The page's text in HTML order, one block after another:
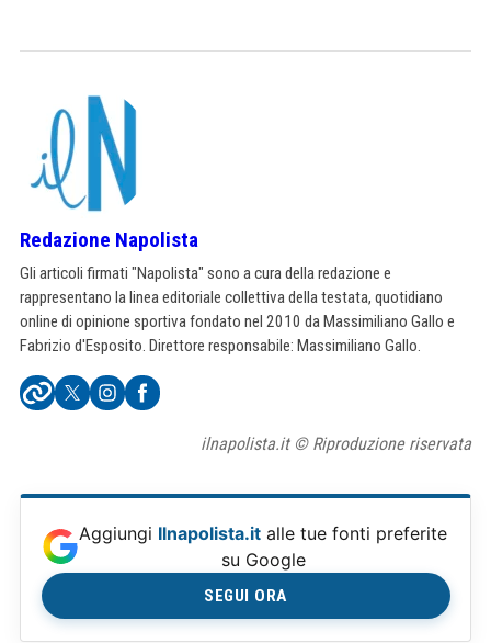
Redazione Napolista
Gli articoli firmati "Napolista" sono a cura della redazione e
rappresentano la linea editoriale collettiva della testata, quotidiano
online di opinione sportiva fondato nel 2010 da Massimiliano Gallo e
Fabrizio d'Esposito. Direttore responsabile: Massimiliano Gallo.
ilnapolista.it © Riproduzione riservata
Aggiungi Ilnapolista.it alle tue fonti preferite
su Google
SEGUI ORA